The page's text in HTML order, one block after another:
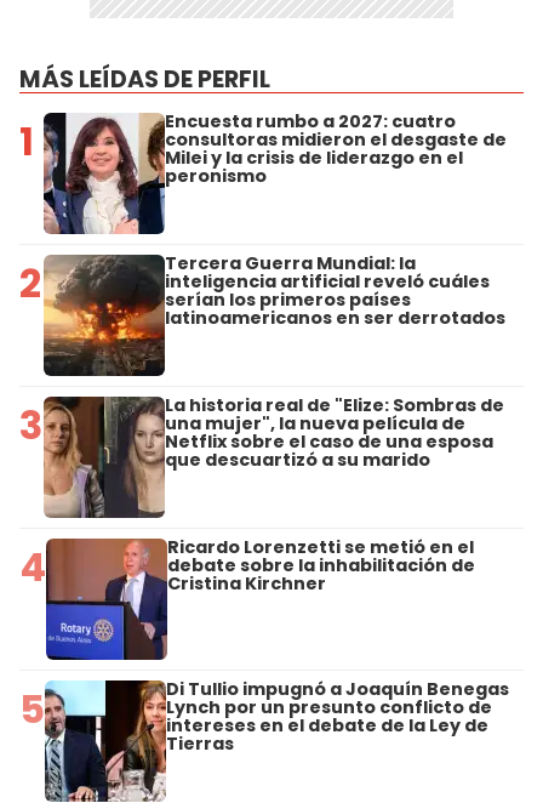
MÁS LEÍDAS DE PERFIL
1 Encuesta rumbo a 2027: cuatro
consultoras midieron el desgaste de
Milei y la crisis de liderazgo en el
peronismo
2 Tercera Guerra Mundial: la
inteligencia artificial reveló cuáles
serían los primeros países
latinoamericanos en ser derrotados
3 La historia real de "Elize: Sombras de
una mujer", la nueva película de
Netflix sobre el caso de una esposa
que descuartizó a su marido
4 Ricardo Lorenzetti se metió en el
debate sobre la inhabilitación de
Cristina Kirchner
5 Di Tullio impugnó a Joaquín Benegas
Lynch por un presunto conflicto de
intereses en el debate de la Ley de
Tierras